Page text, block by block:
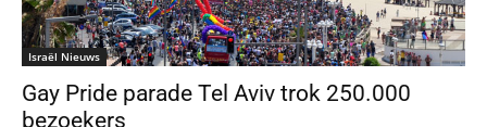
Israël Nieuws
Gay Pride parade Tel Aviv trok 250.000
bezoekers